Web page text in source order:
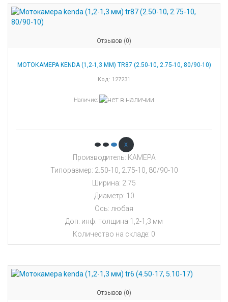
Отзывов (0)
МОТОКАМЕРА KENDA (1,2-1,3 ММ) TR87 (2.50-10, 2.75-10, 80/90-10)
Код: 127231
Наличие:
x
Производитель: КАМЕРА
Типоразмер: 2.50-10, 2.75-10, 80/90-10
Ширина: 2.75
Диаметр: 10
Ось: любая
Доп. инф: толщина 1,2-1,3 мм
Количество на складе: 0
Отзывов (0)